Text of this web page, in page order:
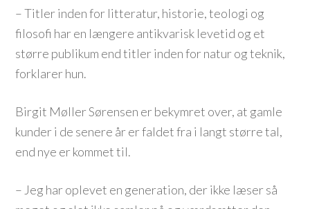
– Titler inden for litteratur, historie, teologi og
filosofi har en længere antikvarisk levetid og et
større publikum end titler inden for natur og teknik,
forklarer hun.
Birgit Møller Sørensen er bekymret over, at gamle
kunder i de senere år er faldet fra i langt større tal,
end nye er kommet til.
– Jeg har oplevet en generation, der ikke læser så